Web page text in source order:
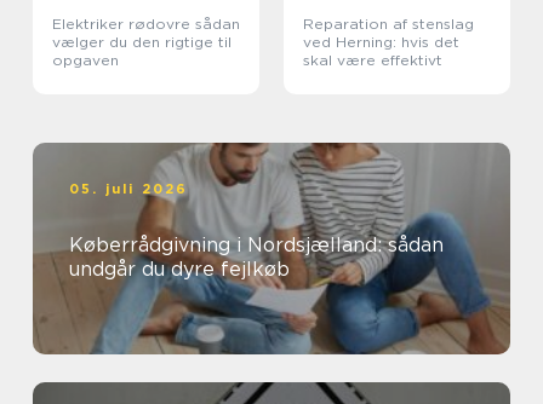
Elektriker rødovre sådan
vælger du den rigtige til
opgaven
Reparation af stenslag
ved Herning: hvis det
skal være effektivt
05. juli 2026
Køberrådgivning i Nordsjælland: sådan
undgår du dyre fejlkøb